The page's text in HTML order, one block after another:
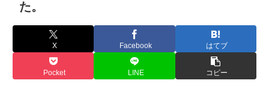
た。
X Facebook はてブ
Pocket LINE コピー